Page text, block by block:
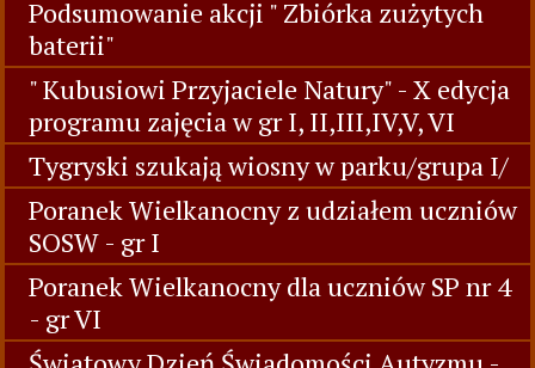
Podsumowanie akcji " Zbiórka zużytych
baterii"
" Kubusiowi Przyjaciele Natury" - X edycja
programu zajęcia w gr I, II,III,IV,V, VI
Tygryski szukają wiosny w parku/grupa I/
Poranek Wielkanocny z udziałem uczniów
SOSW - gr I
Poranek Wielkanocny dla uczniów SP nr 4
- gr VI